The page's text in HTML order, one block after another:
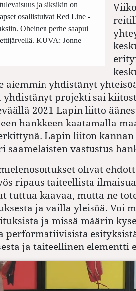
ja siksikin on
osallistuivat Red Line -
Oheinen perhe saapui
KUVA: Jonne
aiemmin yhdistänyt
projekti sai
2021 Lapin liitto
hankkeen kaatamalla
Lapin liiton kannan
saamelaisten vastustus
olivat
ripaus taiteellista
tuttua kaavaa, mutta ne
ja vailla yleisöä. Voi
ja missä määrin
performatiivisista
ja taiteellinen elementti